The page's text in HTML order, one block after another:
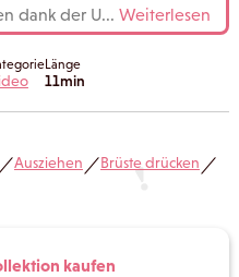
dank der U... Weiterlesen
Länge
11min
Ausziehen／Brüste drücken／
kaufen